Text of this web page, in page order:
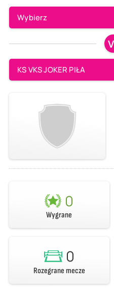
Wybierz
KS VKS JOKER PIŁA
0
Wygrane
0
Rozegrane mecze